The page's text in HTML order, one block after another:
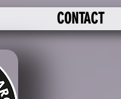
CONTACT